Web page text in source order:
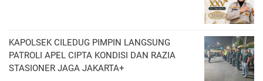
KAPOLSEK CILEDUG PIMPIN LANGSUNG
PATROLI APEL CIPTA KONDISI DAN RAZIA
STASIONER JAGA JAKARTA+